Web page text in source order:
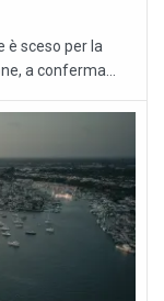
è sceso per la
a conferma...